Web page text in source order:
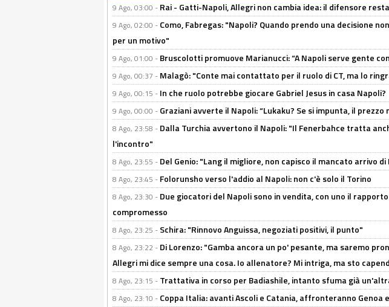
9 Ago, 03:00 - Rai - Gatti-Napoli, Allegri non cambia idea: il difensore
9 Ago, 02:00 - Como, Fabregas: "Napoli? Quando prendo una decisione
per un motivo"
9 Ago, 01:00 - Bruscolotti promuove Marianucci: “A Napoli serve gente
9 Ago, 00:37 - Malagò: "Conte mai contattato per il ruolo di CT, ma lo
9 Ago, 00:15 - In che ruolo potrebbe giocare Gabriel Jesus in casa Napoli?
9 Ago, 00:00 - Graziani avverte il Napoli: “Lukaku? Se si impunta, il prezzo
8 Ago, 23:58 - Dalla Turchia avvertono il Napoli: "Il Fenerbahce tratta
l'incontro"
8 Ago, 23:55 - Del Genio: "Lang il migliore, non capisco il mancato arrivo di
8 Ago, 23:45 - Folorunsho verso l'addio al Napoli: non c'è solo il Torino
8 Ago, 23:30 - Due giocatori del Napoli sono in vendita, con uno il
compromesso
8 Ago, 23:25 - Schira: "Rinnovo Anguissa, negoziati positivi, il punto"
8 Ago, 23:22 - Di Lorenzo: "Gamba ancora un po' pesante, ma saremo
Allegri mi dice sempre una cosa. Io allenatore? Mi intriga, ma sto
8 Ago, 23:15 - Trattativa in corso per Badiashile, intanto sfuma già
8 Ago, 23:10 - Coppa Italia: avanti Ascoli e Catania, affronteranno Genoa